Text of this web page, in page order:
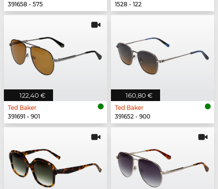
391658 - 575
1528 - 122
122,40 €
Ted Baker
391691 - 901
160,80 €
Ted Baker
391652 - 900